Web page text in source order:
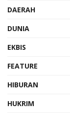
DAERAH
DUNIA
EKBIS
FEATURE
HIBURAN
HUKRIM